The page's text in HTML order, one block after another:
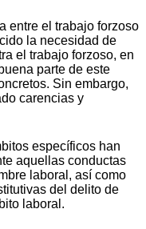
entre el trabajo forzoso
la necesidad de
el trabajo forzoso, en
parte de este
Sin embargo,
carencias y
específicos han
aquellas conductas
laboral, así como
del delito de
laboral.